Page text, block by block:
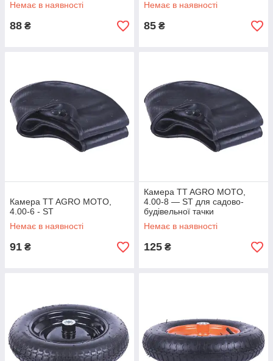
Немає в наявності
88 ₴
Немає в наявності
85 ₴
Камера TT AGRO MOTO,
4.00-6 - ST
Немає в наявності
91 ₴
Камера TT AGRO MOTO,
4.00-8 — ST для садово-
будівельної тачки
Немає в наявності
125 ₴